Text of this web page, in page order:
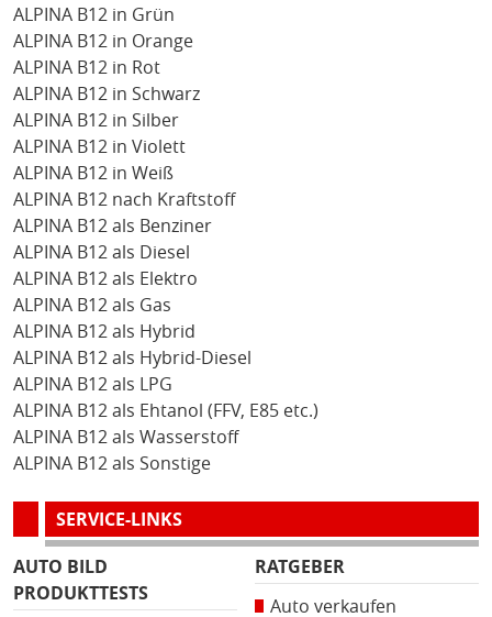
ALPINA B12 in Grün
ALPINA B12 in Orange
ALPINA B12 in Rot
ALPINA B12 in Schwarz
ALPINA B12 in Silber
ALPINA B12 in Violett
ALPINA B12 in Weiß
ALPINA B12 nach Kraftstoff
ALPINA B12 als Benziner
ALPINA B12 als Diesel
ALPINA B12 als Elektro
ALPINA B12 als Gas
ALPINA B12 als Hybrid
ALPINA B12 als Hybrid-Diesel
ALPINA B12 als LPG
ALPINA B12 als Ehtanol (FFV, E85 etc.)
ALPINA B12 als Wasserstoff
ALPINA B12 als Sonstige
SERVICE-LINKS
AUTO BILD
PRODUKTTESTS
RATGEBER
Auto verkaufen